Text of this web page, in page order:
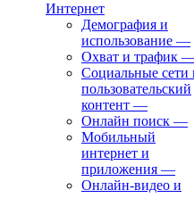
Интернет
Демография и
использование —
Охват и трафик
Социальные сети
пользовательский
контент —
Онлайн поиск —
Мобильный
интернет и
приложения —
Онлайн-видео и